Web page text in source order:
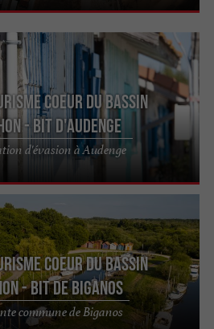
Coeur du Bassin
- BIT d'Audenge
d'évasion à Audenge
Coeur du Bassin
- BIT de Biganos
commune de Biganos